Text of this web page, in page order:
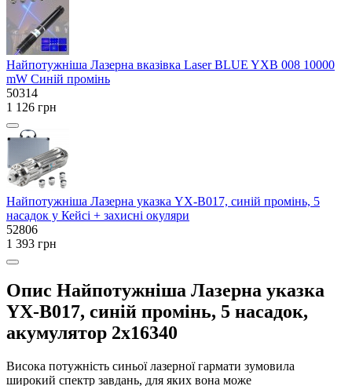
Найпотужніша Лазерна вказівка Laser BLUE YXB ‎008 10000
mW Синій промінь
50314
1 126 грн
Найпотужніша Лазерна указка YX-B017, синій промінь, 5
насадок у Кейсі + захисні окуляри
52806
1 393 грн
Опис Найпотужніша Лазерна указка
YX-B017, синій промінь, 5 насадок,
акумулятор 2х16340
Висока потужність синьої лазерної гармати зумовила
широкий спектр завдань, для яких вона може